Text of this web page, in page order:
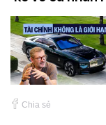
Chia sẻ